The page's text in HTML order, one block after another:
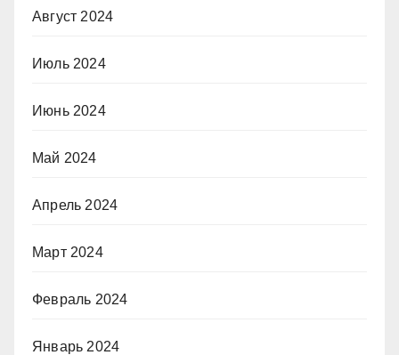
Август 2024
Июль 2024
Июнь 2024
Май 2024
Апрель 2024
Март 2024
Февраль 2024
Январь 2024